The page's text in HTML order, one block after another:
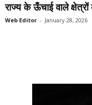
राज्य के ऊँचाई वाले
Web Editor - January 28, 2026